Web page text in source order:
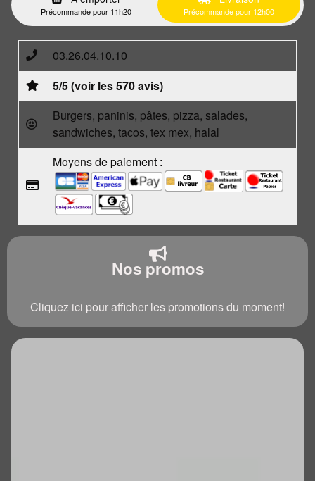
Précommande pour 11h20 Précommande pour 12h00
03.26.04.10.10
5/5 (voir les 570 avis)
Burgers, paninis, pâtes, pizza, salades,
sandwiches, tacos, tex mex, halal
Moyens de paiement :
Nos promos
Cliquez ici pour afficher les promotions du moment!